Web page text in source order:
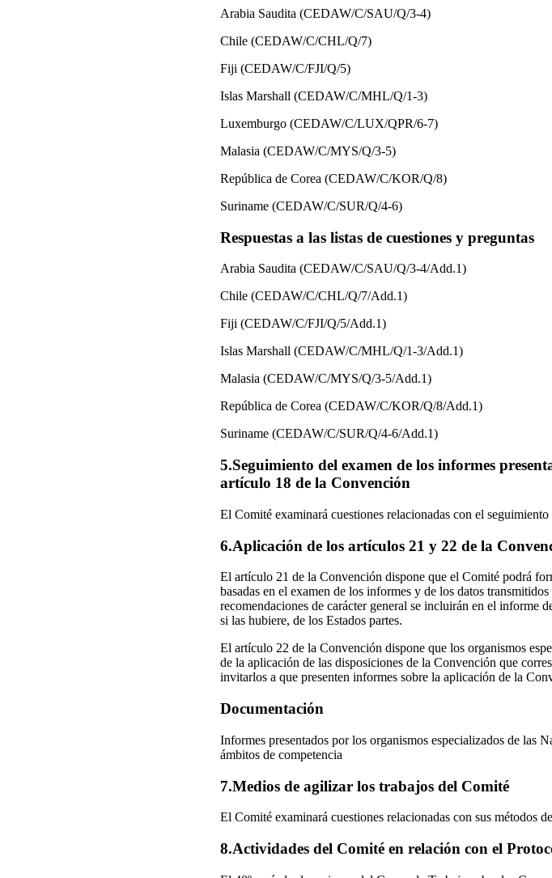
Arabia Saudita (CEDAW/C/SAU/Q/3-4)
Chile (CEDAW/C/CHL/Q/7)
Fiji (CEDAW/C/FJI/Q/5)
Islas Marshall (CEDAW/C/MHL/Q/1-3)
Luxemburgo (CEDAW/C/LUX/QPR/6-7)
Malasia (CEDAW/C/MYS/Q/3-5)
República de Corea (CEDAW/C/KOR/Q/8)
Suriname (CEDAW/C/SUR/Q/4-6)
Respuestas a las listas de cuestiones y preguntas
Arabia Saudita (CEDAW/C/SAU/Q/3-4/Add.1)
Chile (CEDAW/C/CHL/Q/7/Add.1)
Fiji (CEDAW/C/FJI/Q/5/Add.1)
Islas Marshall (CEDAW/C/MHL/Q/1-3/Add.1)
Malasia (CEDAW/C/MYS/Q/3-5/Add.1)
República de Corea (CEDAW/C/KOR/Q/8/Add.1)
Suriname (CEDAW/C/SUR/Q/4-6/Add.1)
5.Seguimiento del examen de los informes
artículo 18 de la Convención
El Comité examinará cuestiones relacionadas con el
6.Aplicación de los artículos 21 y 22 de la
El artículo 21 de la Convención dispone que el Comité podrá
basadas en el examen de los informes y de los datos
recomendaciones de carácter general se incluirán en el informe
si las hubiere, de los Estados partes.
El artículo 22 de la Convención dispone que los organismos
de la aplicación de las disposiciones de la Convención que
invitarlos a que presenten informes sobre la aplicación de la
Documentación
Informes presentados por los organismos especializados de las
ámbitos de competencia
7.Medios de agilizar los trabajos del Comité
El Comité examinará cuestiones relacionadas con sus métodos
8.Actividades del Comité en relación con el